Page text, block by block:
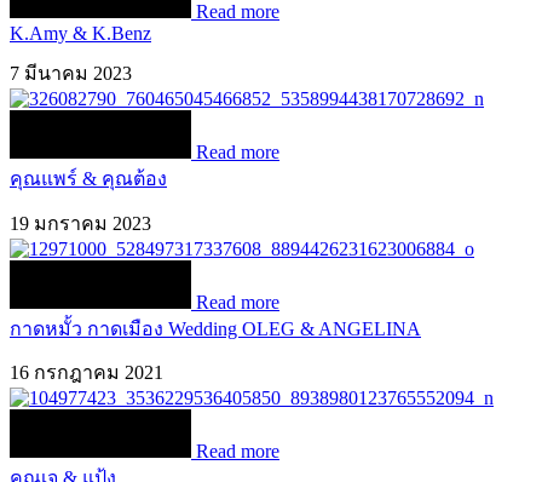
Read more
K.Amy & K.Benz
7 มีนาคม 2023
Read more
คุณแพร์ & คุณต้อง
19 มกราคม 2023
Read more
กาดหมั้ว กาดเมือง Wedding OLEG & ANGELINA
16 กรกฎาคม 2021
Read more
คุณเจ & แป้ง